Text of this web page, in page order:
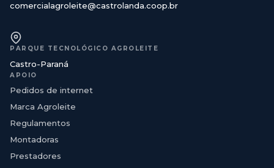
comercialagroleite@castrolanda.coop.br
PARQUE TECNOLÓGICO AGROLEITE
Castro-Paraná
APOIO
Pedidos de internet
Marca Agroleite
Regulamentos
Montadoras
Prestadores